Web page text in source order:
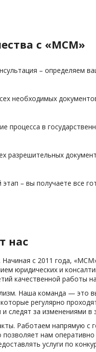
Москва Санкт-
с «МСМ»
– определяем
необходимых
процесса в
разрешительных
– вы получаете все
нас
с 2011 года,
юридических и
качественной работы
Наша команда — это
регулярно
следят за изменениями в
Работаем напрямую с
позволяет нам
услуги по